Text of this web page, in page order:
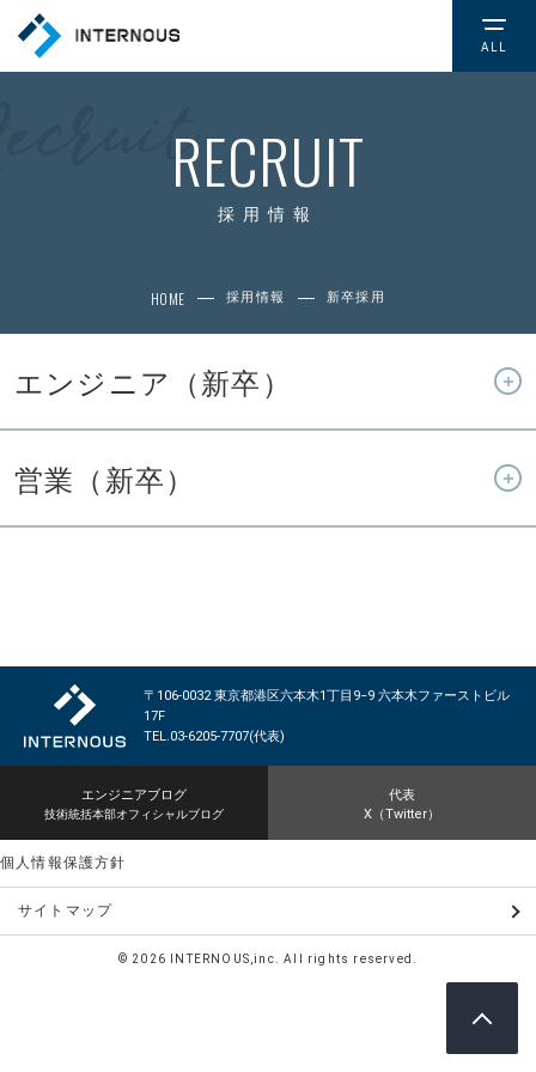
ALL
RECRUIT
採用情報
HOME 採用情報 新卒採用
エンジニア（新卒）
営業（新卒）
社会的取り組み
NEWS お知らせ
SERVICE サービス
PRIVACY POLICY
CONTACT
〒106-0032 東京都港区六本木1丁目9−9 六本木ファーストビル
17F
TEL.03-6205-7707(代表)
エンジニアブログ
技術統括本部オフィシャルブログ
代表
X（Twitter）
個人情報保護方針
サイトマップ
© 2026 INTERNOUS,inc. All rights reserved.